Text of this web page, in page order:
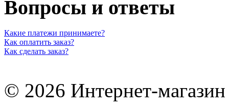
Вопросы и ответы
Какие платежи принимаете?
Как оплатить заказ?
Как сделать заказ?
© 2026 Интернет-